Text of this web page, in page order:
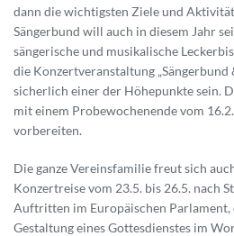
dann die wichtigsten Ziele und
Sängerbund will auch in diesem Jahr
sängerische und musikalische
die Konzertveranstaltung „Sängerbund
sicherlich einer der Höhepunkte sein.
mit einem Probewochenende vom
vorbereiten.
Die ganze Vereinsfamilie freut sich
Konzertreise vom 23.5. bis 26.5. nach
Auftritten im Europäischen Parlament,
Gestaltung eines Gottesdienstes im